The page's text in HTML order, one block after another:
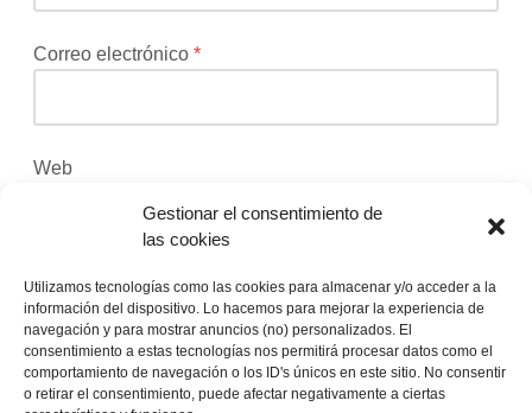
Gestionar el consentimiento de
las cookies
Utilizamos tecnologías como las cookies para almacenar y/o acceder a la
información del dispositivo. Lo hacemos para mejorar la experiencia de
navegación y para mostrar anuncios (no) personalizados. El
consentimiento a estas tecnologías nos permitirá procesar datos como el
comportamiento de navegación o los ID's únicos en este sitio. No consentir
o retirar el consentimiento, puede afectar negativamente a ciertas
Correo electrónico*
Web
Recibir un correo electrónico con los siguientes
comentarios a esta entrada.
Recibir un correo electrónico con cada nueva
entrada.